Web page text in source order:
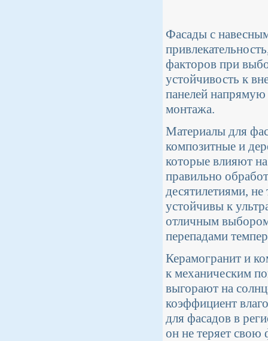
Фасады с
факторов при
устойчивость к
панелей напрямую
монтажа.
Материалы для
композитные и
которые влияют
правильно
десятилетиями,
устойчивы к
отличным
перепадами
Керамогранит и
к механическим
выгорают на
коэффициент
для фасадов в
он не теряет